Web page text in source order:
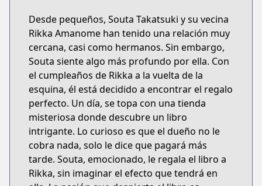
Desde pequeños, Souta Takatsuki y su vecina
Rikka Amanome han tenido una relación muy
cercana, casi como hermanos. Sin embargo,
Souta siente algo más profundo por ella. Con
el cumpleaños de Rikka a la vuelta de la
esquina, él está decidido a encontrar el regalo
perfecto. Un día, se topa con una tienda
misteriosa donde descubre un libro
intrigante. Lo curioso es que el dueño no le
cobra nada, solo le dice que pagará más
tarde. Souta, emocionado, le regala el libro a
Rikka, sin imaginar el efecto que tendrá en